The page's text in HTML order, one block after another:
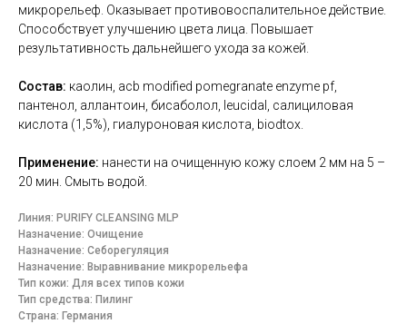
микрорельеф. Оказывает противовоспалительное действие.
Способствует улучшению цвета лица. Повышает
результативность дальнейшего ухода за кожей.
Состав: каолин, acb modified pomegranate enzyme pf,
пантенол, аллантоин, бисаболол, leucidal, салициловая
кислота (1,5%), гиалуроновая кислота, biodtox.
Применение: нанести на очищенную кожу слоем 2 мм на 5 –
20 мин. Смыть водой.
Линия: PURIFY CLEANSING MLP
Назначение: Очищение
Назначение: Себорегуляция
Назначение: Выравнивание микрорельефа
Тип кожи: Для всех типов кожи
Тип средства: Пилинг
Страна: Германия